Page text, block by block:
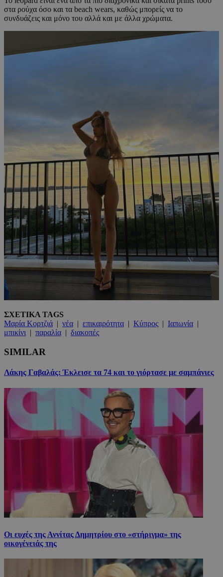
στα ρούχα όσο και τα beach wears, καθώς μπορείς να το
συνδυάζεις και μόνο του αλλά και με άλλα χρώματα.
ΣΧΕΤΙΚΑ TAGS
Μαρία Κορτζιά | νέα | επικαιρότητα | Κύπρος | Ιαπωνία |
μπικίνι | παραλία | διακοπές
SIMILAR
Λάκης Γαβαλάς: Έκλεισε τα 74 και το γιόρτασε με σαμπάνιες
Οι ευχές της Αννίτας Δημητρίου στο «στήριγμα» της
οικογένειάς της